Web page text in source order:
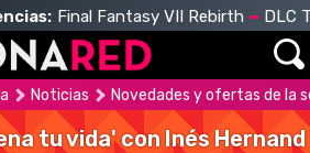
Final Fantasy VII Rebirth DLC
Noticias Novedades y ofertas de la
tu vida' con Inés Hernand